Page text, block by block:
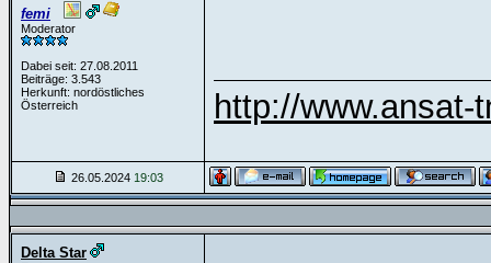
femi
Moderator
Dabei seit: 27.08.2011
Beiträge: 3.543
Herkunft: nordöstliches
Österreich
http://
26.05.2024 19:03
Delta Star